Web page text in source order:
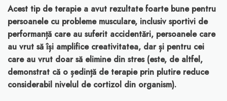
Acest tip de terapie a avut rezultate foarte bune pentru
persoanele cu probleme musculare, inclusiv sportivi de
performanță care au suferit accidentări, persoanele care
au vrut să își amplifice creativitatea, dar și pentru cei
care au vrut doar să elimine din stres (este, de altfel,
demonstrat că o ședință de terapie prin plutire reduce
considerabil nivelul de cortizol din organism).